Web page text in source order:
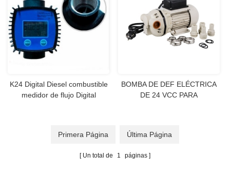
K24 Digital Diesel combustible
medidor de flujo Digital
BOMBA DE DEF ELÉCTRICA
DE 24 VCC PARA
Primera Página Última Página
Un total de 1 páginas